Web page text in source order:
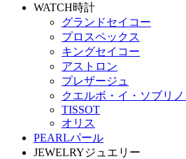
WATCH時計
グランドセイコー
プロスペックス
キングセイコー
アストロン
プレザージュ
クエルボ・イ・ソブリノ
TISSOT
オリス
PEARLパール
JEWELRYジュエリー